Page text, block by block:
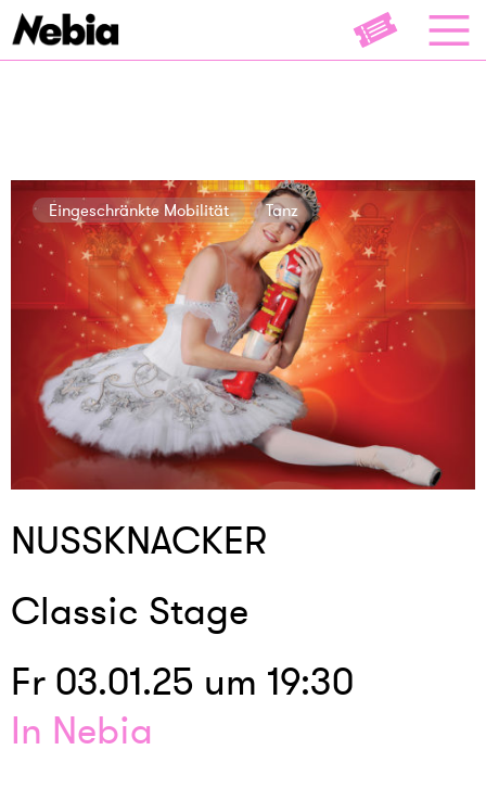
Eingeschränkte Mobilität Tanz
NUSSKNACKER
Classic Stage
Fr 03.01.25 um 19:30
In Nebia